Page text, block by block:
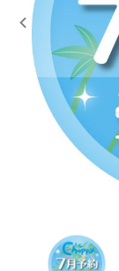
カプセル
販促用空
レンタル
景品・玩
販促用カ